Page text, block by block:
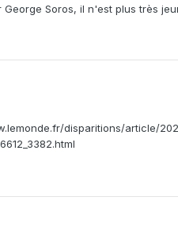
Soros, il n'est plus très
disparitions/article/